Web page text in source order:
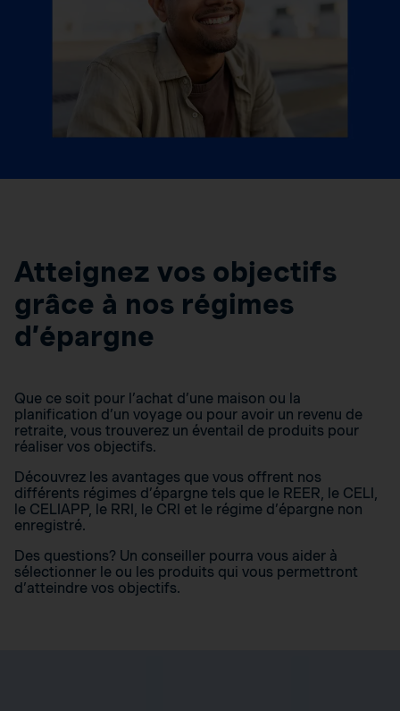
Atteignez vos objectifs
grâce à nos régimes
d’épargne
Que ce soit pour l’achat d’une maison ou la
planification d’un voyage ou pour avoir un revenu de
retraite, vous trouverez un éventail de produits pour
réaliser vos objectifs.
Découvrez les avantages que vous offrent nos
différents régimes d’épargne tels que le REER, le CELI,
le CELIAPP, le RRI, le CRI et le régime d’épargne non
enregistré.
Des questions? Un conseiller pourra vous aider à
sélectionner le ou les produits qui vous permettront
d’atteindre vos objectifs.